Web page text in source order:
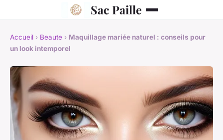
Sac Paille
Accueil › Beaute › Maquillage mariée naturel : conseils pour
un look intemporel